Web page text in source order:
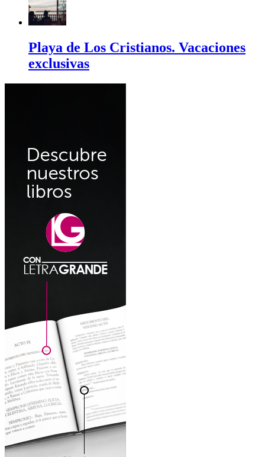
Playa de Los Cristianos. Vacaciones
exclusivas